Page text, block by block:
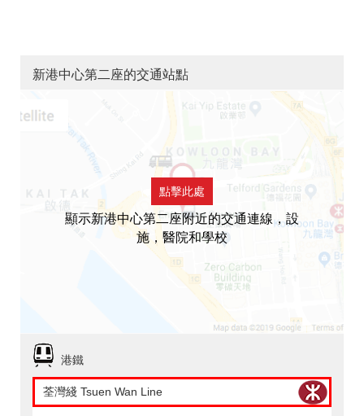
新港中心第二座的交通站點
點擊此處
顯示新港中心第二座附近的交通連線，設
施，醫院和學校
港鐵
荃灣綫 Tsuen Wan Line